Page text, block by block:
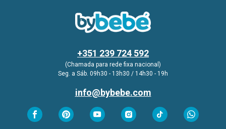
+351 239 724 592
(Chamada para rede fixa nacional)
Seg. a Sáb. 09h30 - 13h30 / 14h30 - 19h
info@bybebe.com